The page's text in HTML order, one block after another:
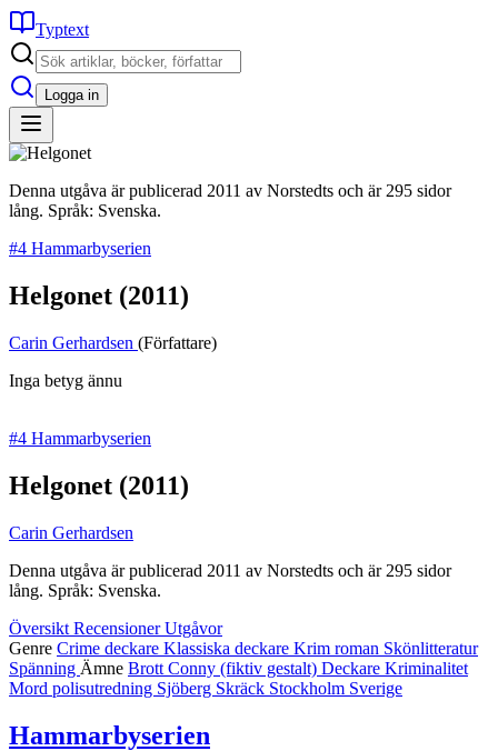
Typtext
Logga in
Denna utgåva är publicerad 2011 av Norstedts och är 295 sidor
lång. Språk: Svenska.
#4 Hammarbyserien
Helgonet (2011)
Carin Gerhardsen (Författare)
Inga betyg ännu
#4 Hammarbyserien
Helgonet (2011)
Carin Gerhardsen
Denna utgåva är publicerad 2011 av Norstedts och är 295 sidor
lång. Språk: Svenska.
Översikt RecensionerUtgåvor
Genre Crime deckare Klassiska deckare Krim roman Skönlitteratur
Spänning Ämne Brott Conny (fiktiv gestalt) Deckare Kriminalitet
Mord polisutredning Sjöberg Skräck Stockholm Sverige
Hammarbyserien